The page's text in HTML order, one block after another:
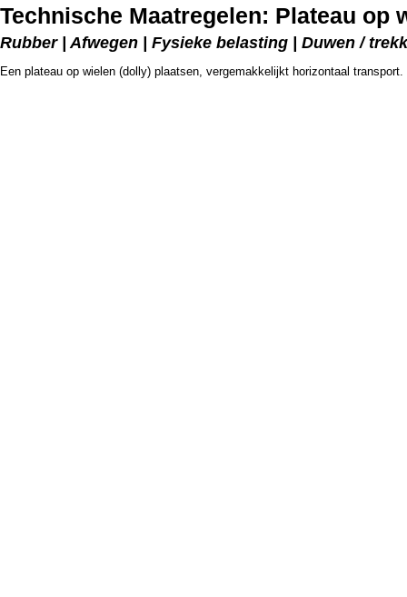
Technische Maatregelen: Plateau op
Rubber | Afwegen | Fysieke belasting | Duwen /
Een plateau op wielen (dolly) plaatsen, vergemakkelijkt horizontaal transport.